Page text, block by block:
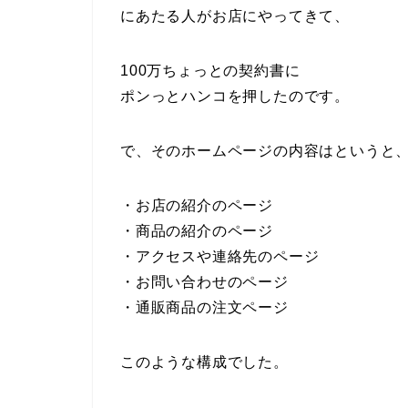
にあたる人がお店にやってきて、
100万ちょっとの契約書に
ポンっとハンコを押したのです。
で、そのホームページの内容はというと
・お店の紹介のページ
・商品の紹介のページ
・アクセスや連絡先のページ
・お問い合わせのページ
・通販商品の注文ページ
このような構成でした。